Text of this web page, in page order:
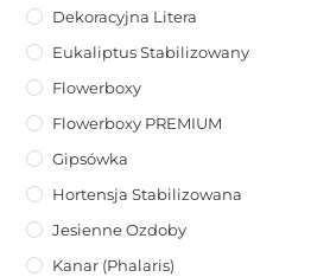
Dekoracyjna Litera
Eukaliptus Stabilizowany
Flowerboxy
Flowerboxy PREMIUM
Gipsówka
Hortensja Stabilizowana
Jesienne Ozdoby
Kanar (phalaris)